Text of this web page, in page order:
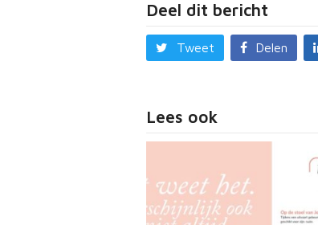
Deel dit bericht
Tweet Delen
Lees ook